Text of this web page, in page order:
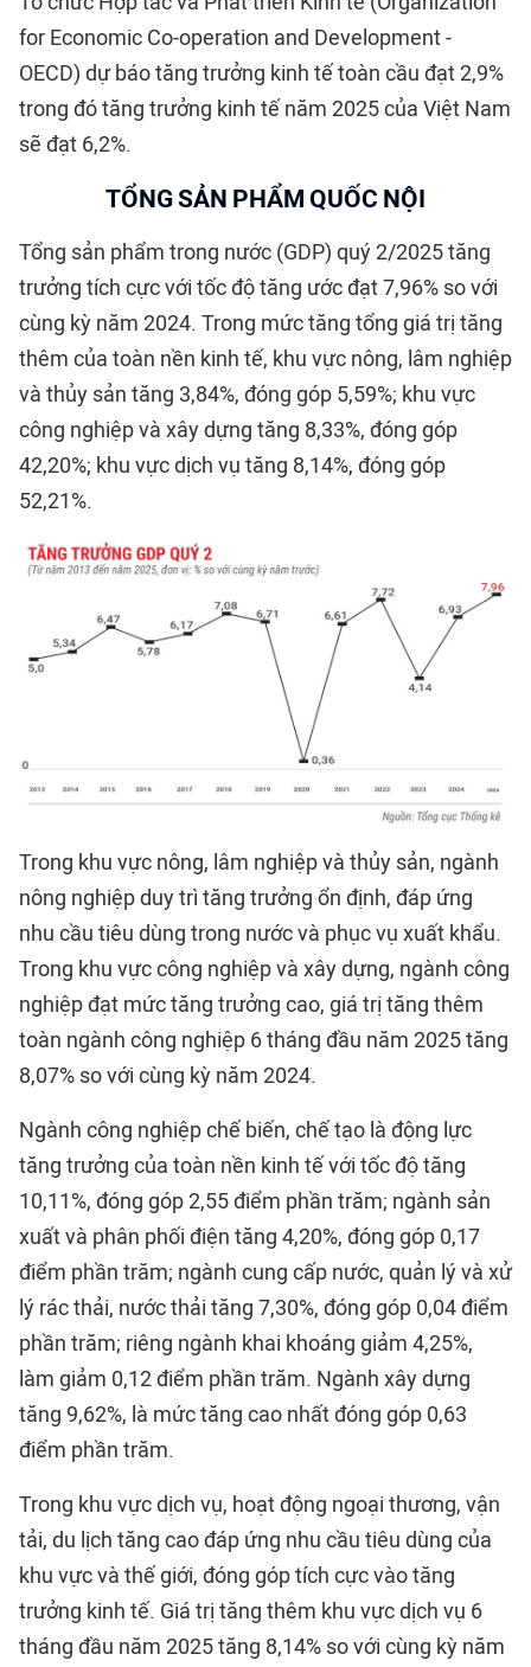
for Economic Co-operation and Development -
OECD) dự báo tăng trưởng kinh tế toàn cầu đạt 2,9%
trong đó tăng trưởng kinh tế năm 2025 của Việt Nam
sẽ đạt 6,2%.
TỔNG SẢN PHẨM QUỐC NỘI
Tổng sản phẩm trong nước (GDP) quý 2/2025 tăng
trưởng tích cực với tốc độ tăng ước đạt 7,96% so với
cùng kỳ năm 2024. Trong mức tăng tổng giá trị tăng
thêm của toàn nền kinh tế, khu vực nông, lâm nghiệp
và thủy sản tăng 3,84%, đóng góp 5,59%; khu vực
công nghiệp và xây dựng tăng 8,33%, đóng góp
42,20%; khu vực dịch vụ tăng 8,14%, đóng góp
52,21%.
Trong khu vực nông, lâm nghiệp và thủy sản, ngành
nông nghiệp duy trì tăng trưởng ổn định, đáp ứng
nhu cầu tiêu dùng trong nước và phục vụ xuất khẩu.
Trong khu vực công nghiệp và xây dựng, ngành công
nghiệp đạt mức tăng trưởng cao, giá trị tăng thêm
toàn ngành công nghiệp 6 tháng đầu năm 2025 tăng
8,07% so với cùng kỳ năm 2024.
Ngành công nghiệp chế biến, chế tạo là động lực
tăng trưởng của toàn nền kinh tế với tốc độ tăng
10,11%, đóng góp 2,55 điểm phần trăm; ngành sản
xuất và phân phối điện tăng 4,20%, đóng góp 0,17
điểm phần trăm; ngành cung cấp nước, quản lý và xử
lý rác thải, nước thải tăng 7,30%, đóng góp 0,04 điểm
phần trăm; riêng ngành khai khoáng giảm 4,25%,
làm giảm 0,12 điểm phần trăm. Ngành xây dựng
tăng 9,62%, là mức tăng cao nhất đóng góp 0,63
điểm phần trăm.
Trong khu vực dịch vụ, hoạt động ngoại thương, vận
tải, du lịch tăng cao đáp ứng nhu cầu tiêu dùng của
khu vực và thế giới, đóng góp tích cực vào tăng
trưởng kinh tế. Giá trị tăng thêm khu vực dịch vụ 6
tháng đầu năm 2025 tăng 8,14% so với cùng kỳ năm